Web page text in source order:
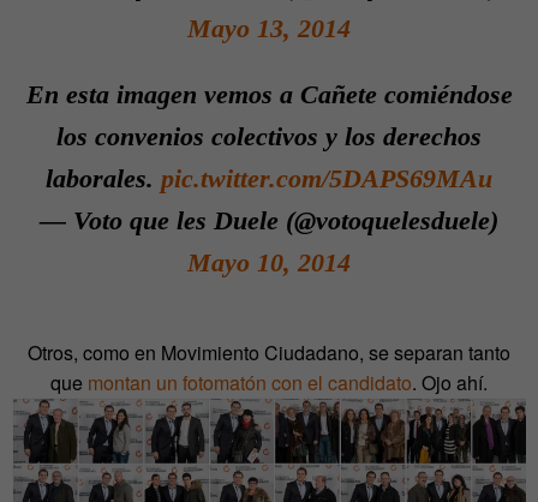
Mayo 13, 2014
En esta imagen vemos a Cañete comiéndose
los convenios colectivos y los derechos
laborales. pic.twitter.com/5DAPS69MAu
— Voto que les Duele (@votoquelesduele)
Mayo 10, 2014
Otros, como en Movimiento Ciudadano, se separan tanto
que montan un fotomatón con el candidato. Ojo ahí.